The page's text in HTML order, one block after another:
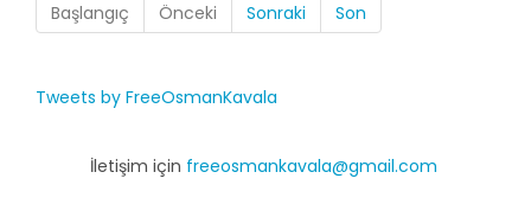
Başlangıç Önceki Sonraki Son
Tweets by FreeOsmanKavala
İletişim için freeosmankavala@gmail.com